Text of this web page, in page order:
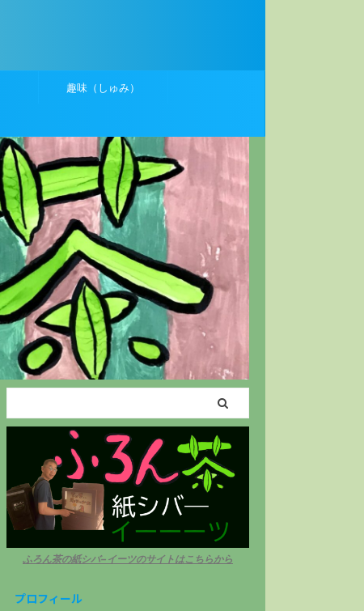
趣味（しゅみ）
ふろん茶の紙シバ−イーツのサイトはこちらから
プロフィール